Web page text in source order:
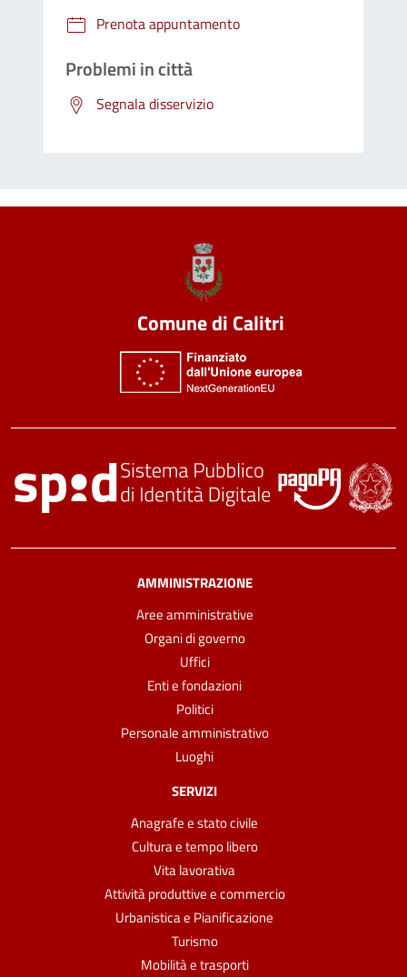
Prenota appuntamento
Problemi in città
Segnala disservizio
Comune di Calitri
AMMINISTRAZIONE
Aree amministrative
Organi di governo
Uffici
Enti e fondazioni
Politici
Personale amministrativo
Luoghi
SERVIZI
Anagrafe e stato civile
Cultura e tempo libero
Vita lavorativa
Attività produttive e commercio
Urbanistica e Pianificazione
Turismo
Mobilità e trasporti